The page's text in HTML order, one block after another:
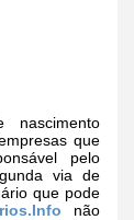
que
pelo
via de
que pode
não